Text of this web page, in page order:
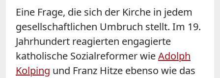
Eine Frage, die sich der Kirche in jedem
gesellschaftlichen Umbruch stellt. Im 19.
Jahrhundert reagierten engagierte
katholische Sozialreformer wieAdolph
Kolping und Franz Hitze ebenso wie das